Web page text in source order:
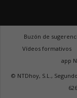
Buzón de
Vídeos formativos
app
© NTDhoy, S.L.,